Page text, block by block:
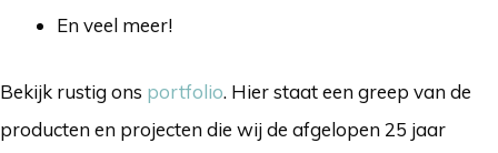
En veel meer!
Bekijk rustig ons portfolio. Hier staat een greep van de
producten en projecten die wij de afgelopen 25 jaar